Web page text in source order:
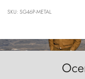
SKU: SG46P-METAL